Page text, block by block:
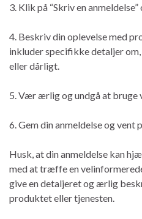
3. Klik på “Skriv en
4. Beskriv din oplevelse med
inkluder specifikke detaljer
eller dårligt.
5. Vær ærlig og undgå at bruge
6. Gem din anmeldelse og
Husk, at din anmeldelse kan
med at træffe en
give en detaljeret og ærlig
produktet eller tjenesten.